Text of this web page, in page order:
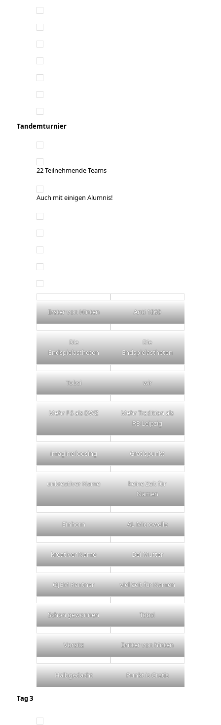
Tandemturnier
22 Teilnehmende Teams
Auch mit einigen Alumnis!
Erster von Hinten Anti 1860
Die
Endspielästheten
Die
Endspielästheten
Tobsi wir
Mehr PS als DWZ
Mehr Tradition als
RB Leipzig
imagine loosing Gratispunkt
unkreativer Name
keine Zeit für
Namen
Einhorn AL Microwelle
kreativer Name Dei Mutter
OJEM Rentner viel Zeit für Namen
Schon gewonnen Tobsi
Vorsitz Dritter von hinten
Halbgedacht Punkt is Gratis
Tag 3